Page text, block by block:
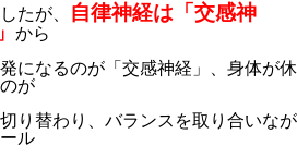
たが、
自律神経は「交感神
から
になるのが「交感神経」、身体が休
が
り替わり、バランスを取り合いなが
ル